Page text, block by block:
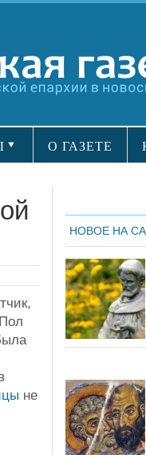
О ГАЗЕТЕ
не
НОВОЕ НА